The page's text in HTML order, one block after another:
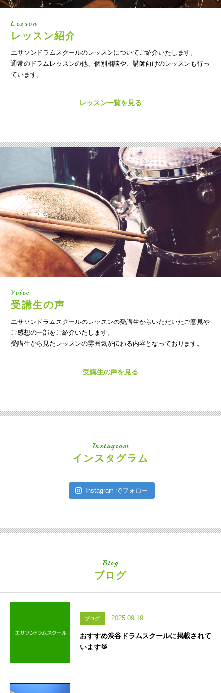
Lesson
レッスン紹介
エサソンドラムスクールのレッスンについてご紹介いたします。
通常のドラムレッスンの他、個別相談や、講師向けのレッスンも行っ
ています。
レッスン一覧を見る
Voice
受講生の声
エサソンドラムスクールのレッスンの受講生からいただいたご意見や
ご感想の一部をご紹介いたします。
受講生から見たレッスンの雰囲気が伝わる内容となっております。
受講生の声を見る
Instagram
インスタグラム
Instagram でフォロー
Blog
ブログ
ブログ 2025.09.19
おすすめ渋谷ドラムスクールに掲載されて
います🥁